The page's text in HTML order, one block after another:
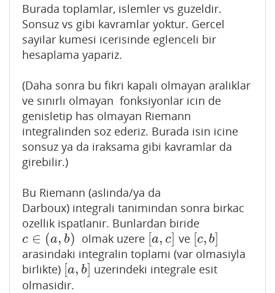
Burada toplamlar, islemler vs guzeldir.
Sonsuz vs gibi kavramlar yoktur. Gercel
sayilar kumesi icerisinde eglenceli bir
hesaplama yapariz.
(Daha sonra bu fikri kapali olmayan araliklar
ve sınırlı olmayan fonksiyonlar icin de
genisletip has olmayan Riemann
integralinden soz ederiz. Burada isin icine
sonsuz ya da iraksama gibi kavramlar da
girebilir.)
Bu Riemann (aslinda/ya da
Darboux) integrali tanimindan sonra birkac
ozellik ispatlanir. Bunlardan biride
c ∈ (a, b)
c∈( a,b) olmak uzere [a, c]
[a,c] ve [c, b]
c,b]
arasindaki integralin toplami (var olmasiyla
birlikte) a, b]
a,b] uzerindeki integrale esit
olmasidir.